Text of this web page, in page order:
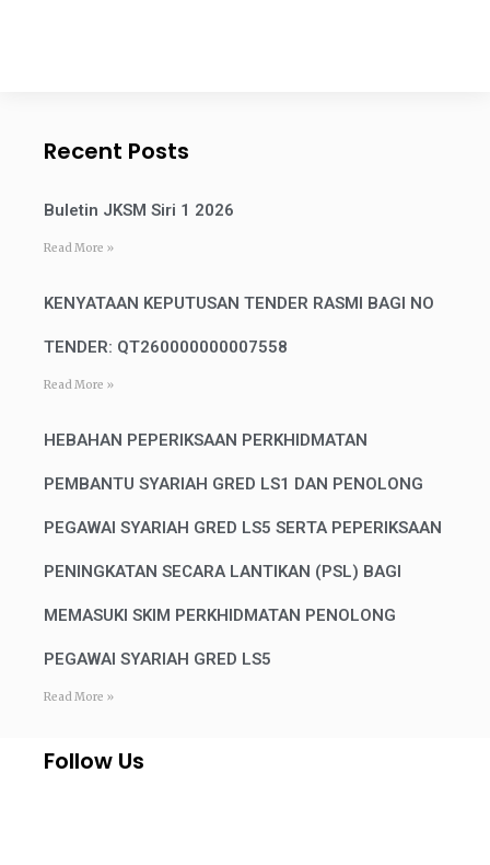
Recent Posts
Buletin JKSM Siri 1 2026
Read More »
KENYATAAN KEPUTUSAN TENDER RASMI BAGI NO
TENDER: QT260000000007558
Read More »
HEBAHAN PEPERIKSAAN PERKHIDMATAN
PEMBANTU SYARIAH GRED LS1 DAN PENOLONG
PEGAWAI SYARIAH GRED LS5 SERTA PEPERIKSAAN
PENINGKATAN SECARA LANTIKAN (PSL) BAGI
MEMASUKI SKIM PERKHIDMATAN PENOLONG
PEGAWAI SYARIAH GRED LS5
Read More »
Follow Us